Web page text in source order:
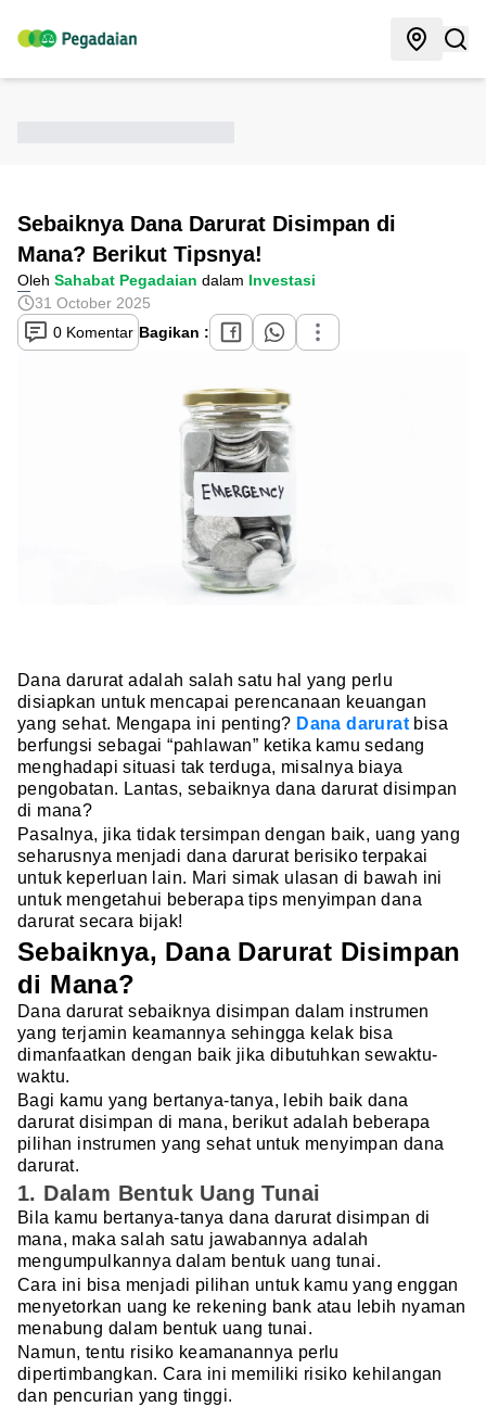
Sebaiknya Dana Darurat Disimpan di
Mana? Berikut Tipsnya!
Oleh Sahabat Pegadaian dalam Investasi
31 October 2025
0 Komentar Bagikan :
Dana darurat adalah salah satu hal yang perlu
disiapkan untuk mencapai perencanaan keuangan
yang sehat. Mengapa ini penting? Dana darurat bisa
berfungsi sebagai “pahlawan” ketika kamu sedang
menghadapi situasi tak terduga, misalnya biaya
pengobatan. Lantas, sebaiknya dana darurat disimpan
di mana?
Pasalnya, jika tidak tersimpan dengan baik, uang yang
seharusnya menjadi dana darurat berisiko terpakai
untuk keperluan lain. Mari simak ulasan di bawah ini
untuk mengetahui beberapa tips menyimpan dana
darurat secara bijak!
Sebaiknya, Dana Darurat Disimpan
di Mana?
Dana darurat sebaiknya disimpan dalam instrumen
yang terjamin keamannya sehingga kelak bisa
dimanfaatkan dengan baik jika dibutuhkan sewaktu-
waktu.
Bagi kamu yang bertanya-tanya, lebih baik dana
darurat disimpan di mana, berikut adalah beberapa
pilihan instrumen yang sehat untuk menyimpan dana
darurat.
1. Dalam Bentuk Uang Tunai
Bila kamu bertanya-tanya dana darurat disimpan di
mana, maka salah satu jawabannya adalah
mengumpulkannya dalam bentuk uang tunai.
Cara ini bisa menjadi pilihan untuk kamu yang enggan
menyetorkan uang ke rekening bank atau lebih nyaman
menabung dalam bentuk uang tunai.
Namun, tentu risiko keamanannya perlu
dipertimbangkan. Cara ini memiliki risiko kehilangan
dan pencurian yang tinggi.